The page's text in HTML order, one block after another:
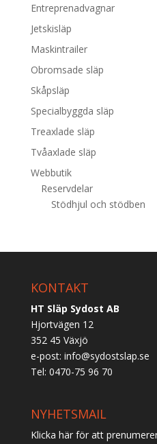
Entreprenadvagnar
Jetskisläp
Maskintrailer
Obromsade släp
Skåpsläp
Specialbyggda släp
Treaxlade släp
Tvåaxlade släp
Webbutik
Reservdelar
Stödhjul och stödben
KONTAKT
HT Släp Sydost AB
Hjortvägen 12
352 45 Växjö
e-post: info@sydostslap.se
Tel: 0470-75 96 70
NYHETSMAIL
Klicka här för att